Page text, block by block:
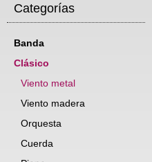
Categorías
Banda
Clásico
Viento metal
Viento madera
Orquesta
Cuerda